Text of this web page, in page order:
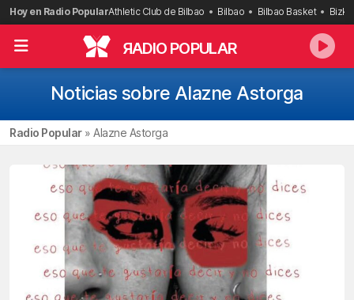
Saltar
al
contenido
Hoy en Radio PopularAthletic Club de Bilbao Bilbao Bilbao Basket
RADIO POPULAR
Noticias sobre Alazne Astorga
Radio Popular» Alazne Astorga